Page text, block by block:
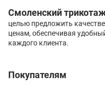
Смоленский
целью предложить
ценам, обеспечивая
каждого клиента.
Покупателям